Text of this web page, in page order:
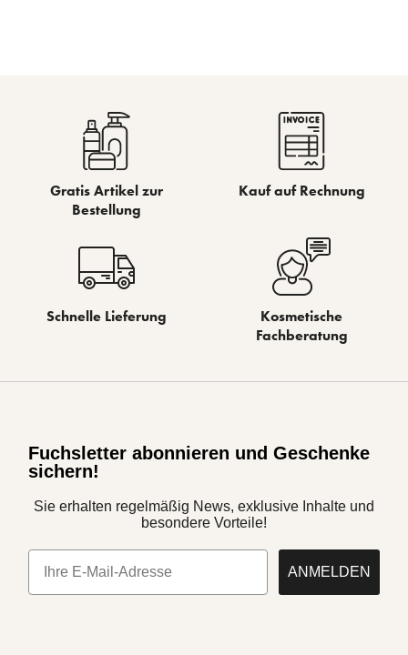
Gratis Artikel zur
Bestellung
Kauf auf Rechnung
Schnelle Lieferung
Kosmetische
Fachberatung
Fuchsletter abonnieren und Geschenke
sichern!
Sie erhalten regelmäßig News, exklusive Inhalte und
besondere Vorteile!
E-Mail
ANMELDEN